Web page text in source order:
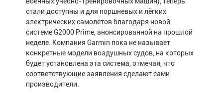
стали доступны и для поршневых и лёгких
электрических самолётов благодаря новой
системе G2000 Prime, анонсированной на прошлой
неделе. Компания Garmin пока не называет
конкретные модели воздушных судов, на которых
будет установлена эта система, отмечая, что
соответствующие заявления сделают сами
производители.